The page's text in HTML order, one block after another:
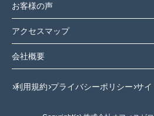
お客様の声
アクセスマップ
会社概要
利用規約 プライバシーポリシー サイ